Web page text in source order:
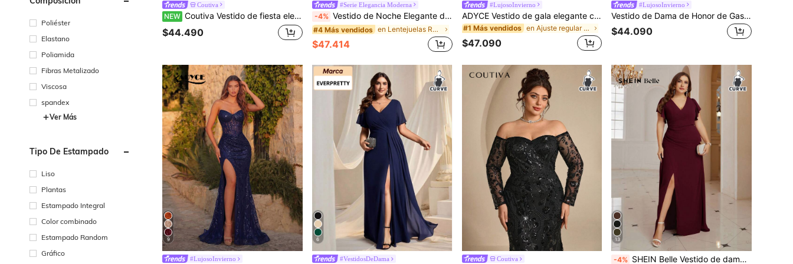
Poliéster
Elastano
Poliamida
Fibras Metalizado
Viscosa
spandex
Ver Más
Tipo De Estampado
Liso
Plantas
Estampado Integral
Color combinado
Estampado Random
Gráfico
Coutiva
NEW Coutiva Vestido de fiesta elegante con hombros descubiertos, fruncido y cintura ceñida para mujer de talla grande
$44.490
#Serie Elegancia Moderna
-4% Vestido de Noche Elegante de Verano Negro con Cuello Halter, Lentejuelas y Gasa, Maxi Vestido de Gala con Pliegues, Abertura Alta y Corte A, Lujoso Vestido Formal para Fiesta y Boda de Otoño
#4 Más vendidos en Lentejuelas Ropa de fiesta para mujer
$47.414
#LujosoInvierno
ADYCE Vestido de gala elegante con lentejuelas, patchwork, tirantes gruesos, cintura alta, fruncido, corsé, abertura alta, lazo en la espalda, largo hasta el suelo, para invitada de boda, evento formal, noche, fiesta de otoño
#1 Más vendidos en Ajuste regular Ropa de fiesta para mujer
$47.090
#LujosoInvierno
Vestido de Dama de Honor de Gasa Plisada con Cuello en V Asimétrico de Manga Corta en Color Burdeos para Primavera, Vestido de Invitada de Boda para Boda, Fiesta de Cumpleaños y Otoño
$44.090
9
#LujosoInvierno
6
#VestidosDeDama Coutiva
13
-4% SHEIN Belle Vestido de dama de honor de gasa de unicolor con cuello en V y abertura hasta el muslo para tallas grandes